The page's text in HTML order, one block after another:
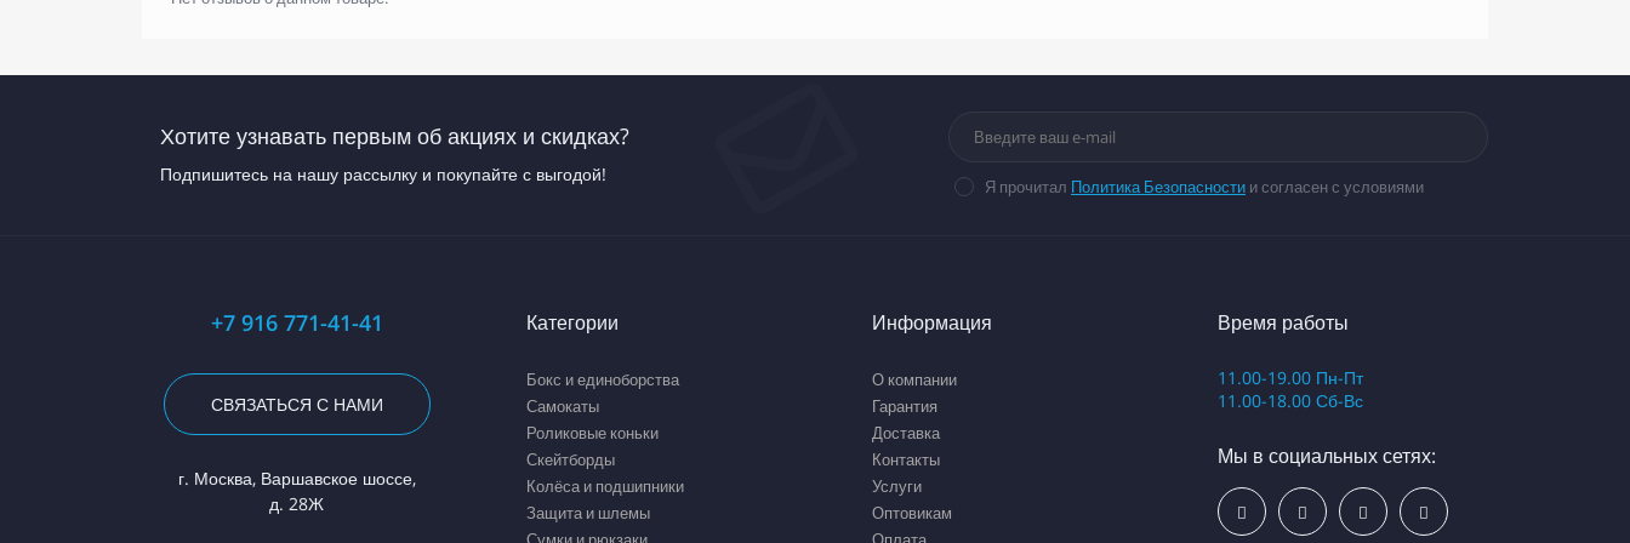
Хотите узнавать первым об акциях и скидках?
Подпишитесь на нашу рассылку и покупайте с выгодой!
Я прочитал Политика Безопасности и согласен с условиями
+7 916 771-41-41
СВЯЗАТЬСЯ С НАМИ
г. Москва, Варшавское шоссе,
д. 28Ж
Категории
Бокс и единоборства
Самокаты
Роликовые коньки
Скейтборды
Колёса и подшипники
Защита и шлемы
Информация
О компании
Гарантия
Доставка
Контакты
Услуги
Оптовикам
Время работы
11.00-19.00 Пн-Пт
11.00-18.00 Сб-Вс
Мы в социальных сетях: